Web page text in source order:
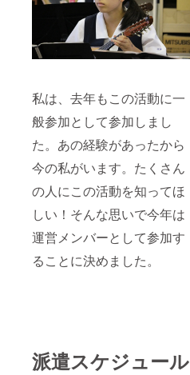
私は、去年もこの活動に一
般参加として参加しまし
た。あの経験があったから
今の私がいます。たくさん
の人にこの活動を知ってほ
しい！そんな思いで今年は
運営メンバーとして参加す
ることに決めました。
派遣スケジュール